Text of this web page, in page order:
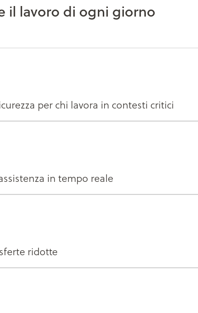
il lavoro di ogni giorno
per chi lavora in contesti critici
in tempo reale
ridotte